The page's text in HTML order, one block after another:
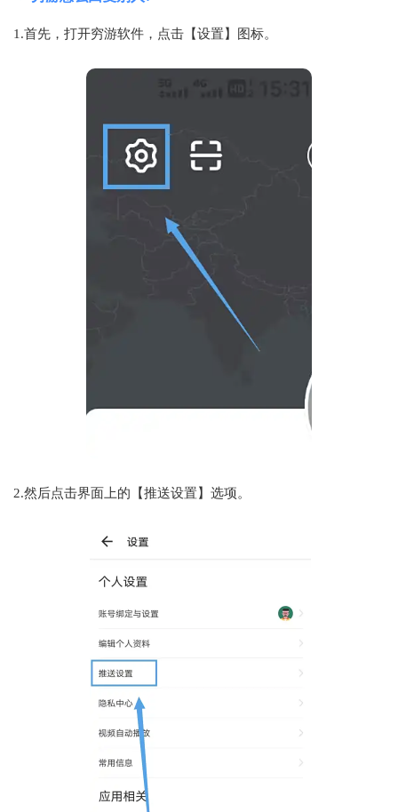
1.首先，打开穷游软件，点击【设置】图标。
2.然后点击界面上的【推送设置】选项。